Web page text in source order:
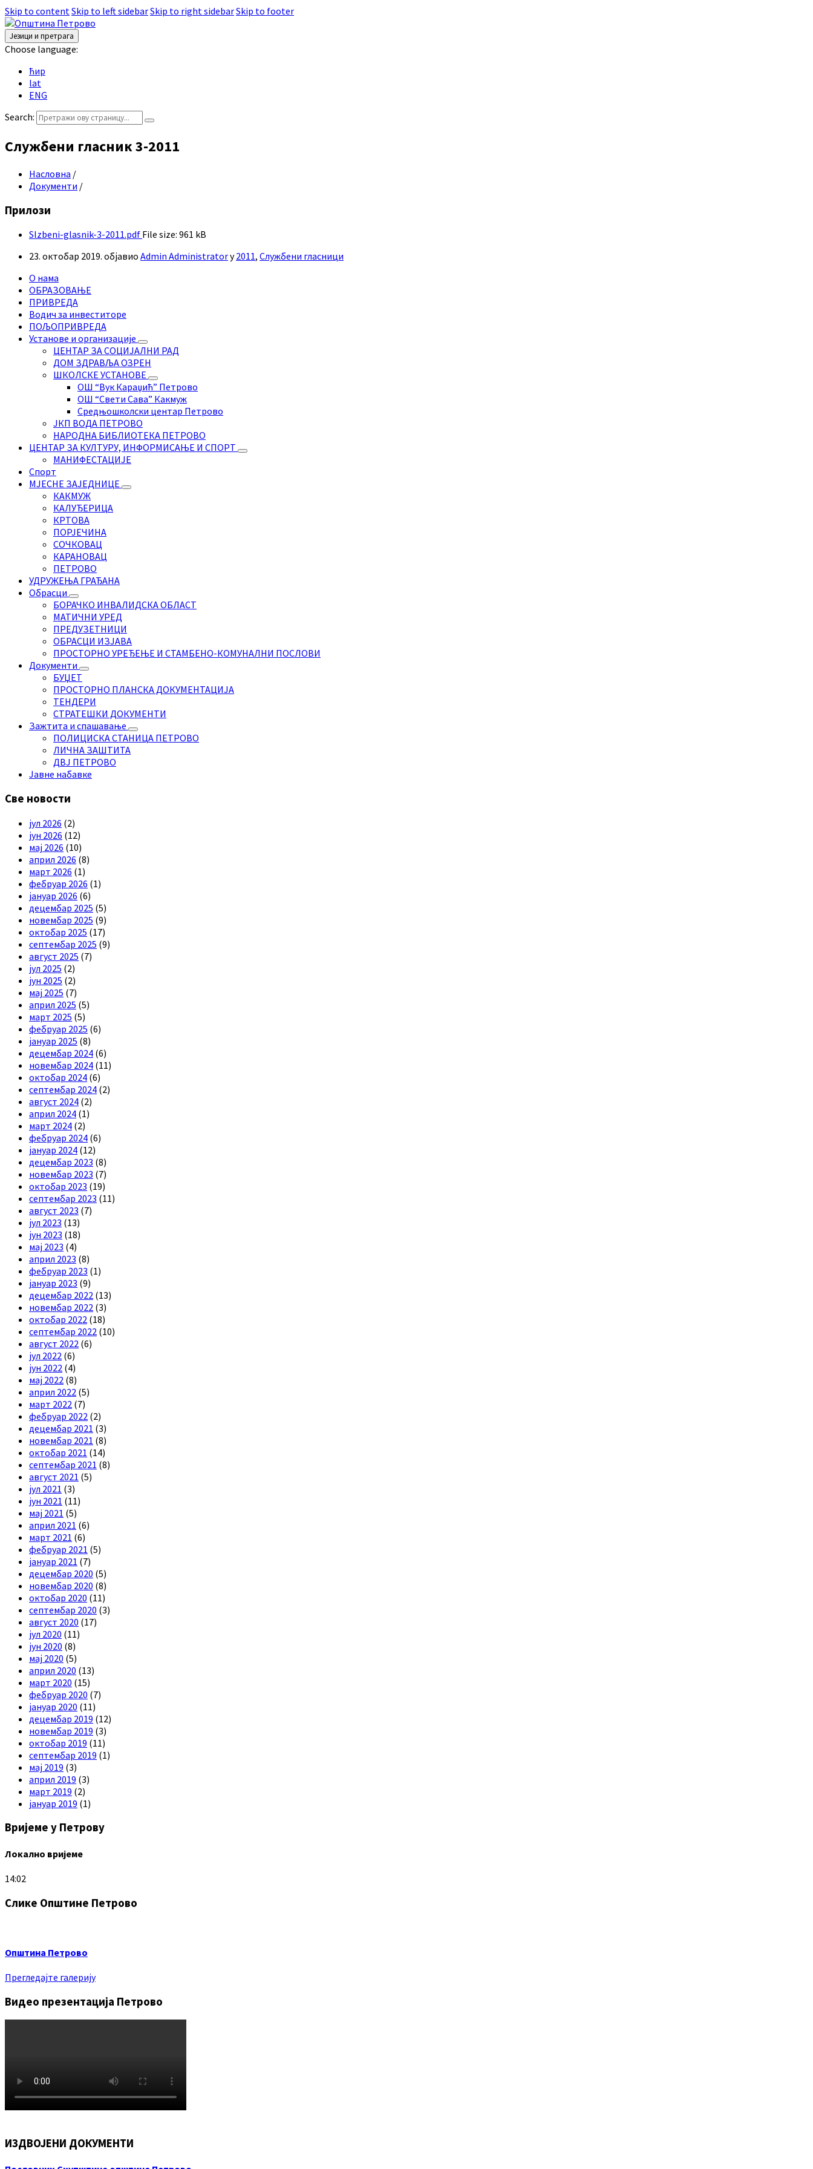
Skip to contentSkip to left sidebarSkip to right sidebarSkip to footer
Језици и претрага
Choose language:
ћир
lat
ENG
Search:
Службени гласник 3-2011
Насловна /
Документи /
Прилози
Slzbeni-glasnik-3-2011.pdf File size: 961 kB
23. октобар 2019. објавио Admin Administratorу2011, Службени гласници
О нама
ОБРАЗОВАЊЕ
ПРИВРЕДА
Водич за инвеститоре
ПОЉОПРИВРЕДА
Установе и организације
ЦЕНТАР ЗА СОЦИЈАЛНИ РАД
ДОМ ЗДРАВЉА ОЗРЕН
ШКОЛСКЕ УСТАНОВЕ
ОШ “Вук Караџић” Петрово
ОШ “Свети Сава” Какмуж
Средњошколски центар Петрово
ЈКП ВОДА ПЕТРОВО
НАРОДНА БИБЛИОТЕКА ПЕТРОВО
ЦЕНТАР ЗА КУЛТУРУ, ИНФОРМИСАЊЕ И СПОРТ
МАНИФЕСТАЦИЈЕ
Спорт
МЈЕСНЕ ЗАЈЕДНИЦЕ
КАКМУЖ
КАЛУЂЕРИЦА
КРТОВА
ПОРЈЕЧИНА
СОЧКОВАЦ
КАРАНОВАЦ
ПЕТРОВО
УДРУЖЕЊА ГРАЂАНА
Обрасци
БОРАЧКО ИНВАЛИДСКА ОБЛАСТ
МАТИЧНИ УРЕД
ПРЕДУЗЕТНИЦИ
ОБРАСЦИ ИЗЈАВА
ПРОСТОРНО УРЕЂЕЊЕ И СТАМБЕНО-КОМУНАЛНИ ПОСЛОВИ
Документи
БУЏЕТ
ПРОСТОРНО ПЛАНСКА ДОКУМЕНТАЦИЈА
ТЕНДЕРИ
СТРАТЕШКИ ДОКУМЕНТИ
Зажтита и спашавање
ПОЛИЦИСКА СТАНИЦА ПЕТРОВО
ЛИЧНА ЗАШТИТА
ДВЈ ПЕТРОВО
Јавне набавке
Све новости
јул 2026 (2)
јун 2026 (12)
мај 2026 (10)
април 2026 (8)
март 2026 (1)
фебруар 2026 (1)
јануар 2026 (6)
децембар 2025 (5)
новембар 2025 (9)
октобар 2025 (17)
септембар 2025 (9)
август 2025 (7)
јул 2025 (2)
јун 2025 (2)
мај 2025 (7)
април 2025 (5)
март 2025 (5)
фебруар 2025 (6)
јануар 2025 (8)
децембар 2024 (6)
новембар 2024 (11)
октобар 2024 (6)
септембар 2024 (2)
август 2024 (2)
април 2024 (1)
март 2024 (2)
фебруар 2024 (6)
јануар 2024 (12)
децембар 2023 (8)
новембар 2023 (7)
октобар 2023 (19)
септембар 2023 (11)
август 2023 (7)
јул 2023 (13)
јун 2023 (18)
мај 2023 (4)
април 2023 (8)
фебруар 2023 (1)
јануар 2023 (9)
децембар 2022 (13)
новембар 2022 (3)
октобар 2022 (18)
септембар 2022 (10)
август 2022 (6)
јул 2022 (6)
јун 2022 (4)
мај 2022 (8)
април 2022 (5)
март 2022 (7)
фебруар 2022 (2)
децембар 2021 (3)
новембар 2021 (8)
октобар 2021 (14)
септембар 2021 (8)
август 2021 (5)
јул 2021 (3)
јун 2021 (11)
мај 2021 (5)
април 2021 (6)
март 2021 (6)
фебруар 2021 (5)
јануар 2021 (7)
децембар 2020 (5)
новембар 2020 (8)
октобар 2020 (11)
септембар 2020 (3)
август 2020 (17)
јул 2020 (11)
јун 2020 (8)
мај 2020 (5)
април 2020 (13)
март 2020 (15)
фебруар 2020 (7)
јануар 2020 (11)
децембар 2019 (12)
новембар 2019 (3)
октобар 2019 (11)
септембар 2019 (1)
мај 2019 (3)
април 2019 (3)
март 2019 (2)
јануар 2019 (1)
Вријеме у Петрову
Локално вријеме
14:02
Слике Општине Петрово
Општина Петрово
Прегледајте галерију
Видео презентација Петрово
ИЗДВОЈЕНИ ДОКУМЕНТИ